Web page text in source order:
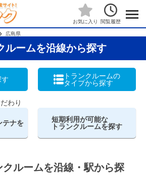
お気に入り 閲覧履歴
広島県
ルームを沿線から探す
トランクルームの
タイプから探す
わり
テナを
短期利用が可能な
トランクルームを探す
クルームを沿線・駅から探